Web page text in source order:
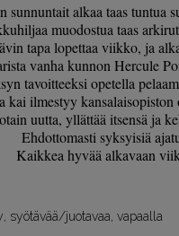
sunnuntait alkaa taas tuntua
muodostua taas
tapa lopettaa viikko, ja
vanha kunnon Hercule
tavoitteeksi opetella
kai ilmestyy
uutta, yllättää itsensä ja
Ehdottomasti syksyisiä
Kaikkea hyvää alkavaan
syötävää/juotavaa vapaalla